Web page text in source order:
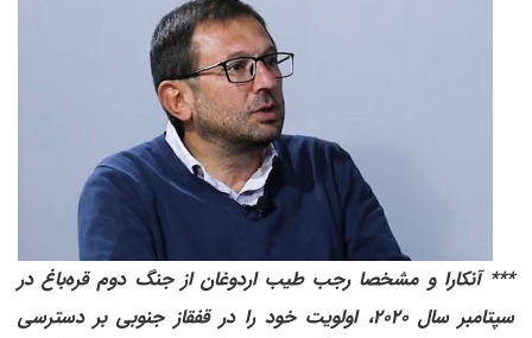
*** آنکارا و مشخصا رجب طیب اردوغان از جنگ دوم قره‌باغ در
سپتامبر سال ۲۰۲۰، اولویت خود را در قفقاز جنوبی بر دسترسی